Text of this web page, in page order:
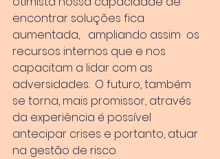
encontrar soluções fica
aumentada,   ampliando assim  os
recursos internos que e nos
capacitam a lidar com as
adversidades.  O futuro, também
se torna, mais promissor, através
da experiência é possível
antecipar crises e portanto, atuar
na gestão de risco.